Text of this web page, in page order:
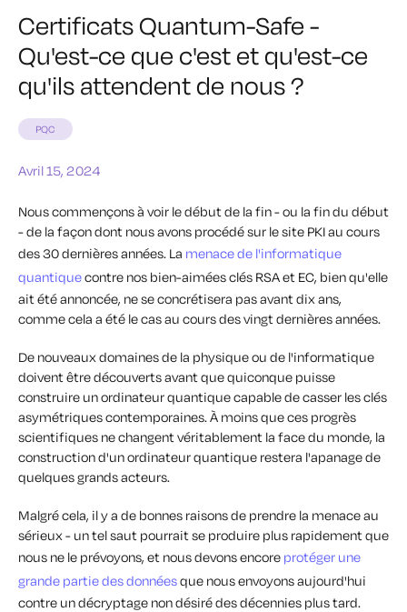
Certificats Quantum-Safe -
Qu'est-ce que c'est et qu'est-ce
qu'ils attendent de nous ?
PQC
Avril 15, 2024
Nous commençons à voir le début de la fin - ou la fin du début
- de la façon dont nous avons procédé sur le site PKI au cours
des 30 dernières années. La menace de l'informatique
quantiquecontre nos bien-aimées clés RSA et EC, bien qu'elle
ait été annoncée, ne se concrétisera pas avant dix ans,
comme cela a été le cas au cours des vingt dernières années.
De nouveaux domaines de la physique ou de l'informatique
doivent être découverts avant que quiconque puisse
construire un ordinateur quantique capable de casser les clés
asymétriques contemporaines. À moins que ces progrès
scientifiques ne changent véritablement la face du monde, la
construction d'un ordinateur quantique restera l'apanage de
quelques grands acteurs.
Malgré cela, il y a de bonnes raisons de prendre la menace au
sérieux - un tel saut pourrait se produire plus rapidement que
nous ne le prévoyons, et nous devons encore protéger une
grande partie des donnéesque nous envoyons aujourd'hui
contre un décryptage non désiré des décennies plus tard.